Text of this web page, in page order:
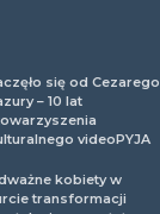
się od Cezarego
– 10 lat
videoPYJA
kobiety w
transformacji